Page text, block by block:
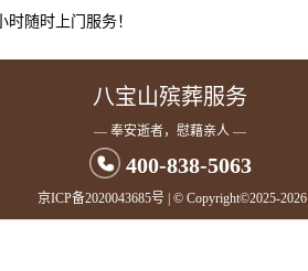
随时上门服务！
八宝山殡葬服务
— 奉安逝者，慰藉亲人 —
400-838-5063
京ICP备2020043685号 | © Copyright©2025-2026